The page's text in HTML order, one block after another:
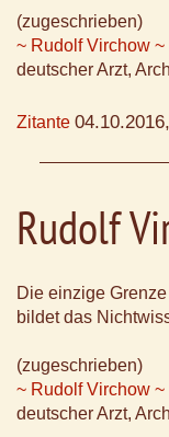
(zugeschrieben)
~ Rudolf Virchow ~
deutscher Arzt,
Zitante
Rudolf
Die einzige
bildet das
(zugeschrieben)
~ Rudolf Virchow ~
deutscher Arzt,